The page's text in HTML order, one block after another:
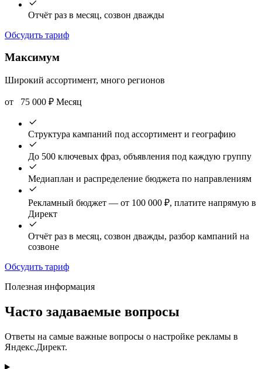
Отчёт раз в месяц, созвон дважды
Обсудить тариф
Максимум
Широкий ассортимент, много регионов
от 75 000 ₽ Месяц
Структура кампаний под ассортимент и географию
До 500 ключевых фраз, объявления под каждую группу
Медиаплан и распределение бюджета по направлениям
Рекламный бюджет — от 100 000 ₽, платите напрямую в
Директ
Отчёт раз в месяц, созвон дважды, разбор кампаний на
созвоне
Обсудить тариф
Полезная информация
Часто задаваемые вопросы
Ответы на самые важные вопросы о настройке рекламы в
Яндекс.Директ.